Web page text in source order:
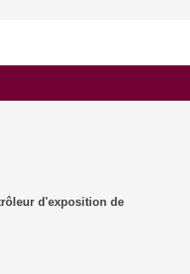
d'exposition de